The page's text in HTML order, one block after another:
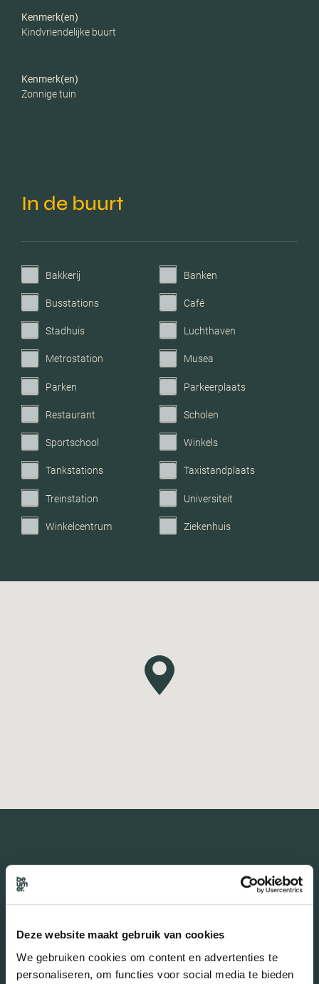
Deze website maakt gebruik van cookies
We gebruiken cookies om content en advertenties te
personaliseren, om functies voor social media te bieden
Garage
Kenmerk(en)
Kindvriendelijke buurt
Kenmerk(en)
Zonnige tuin
In de buurt
Bakkerij Banken
Busstations Café
Stadhuis Luchthaven
Metrostation Musea
Parken Parkeerplaats
Restaurant Scholen
Sportschool Winkels
Tankstations Taxistandplaats
Treinstation Universiteit
Winkelcentrum Ziekenhuis
De buurt
Burgerlijke staat in wijk
Gehuwd (41.32%)